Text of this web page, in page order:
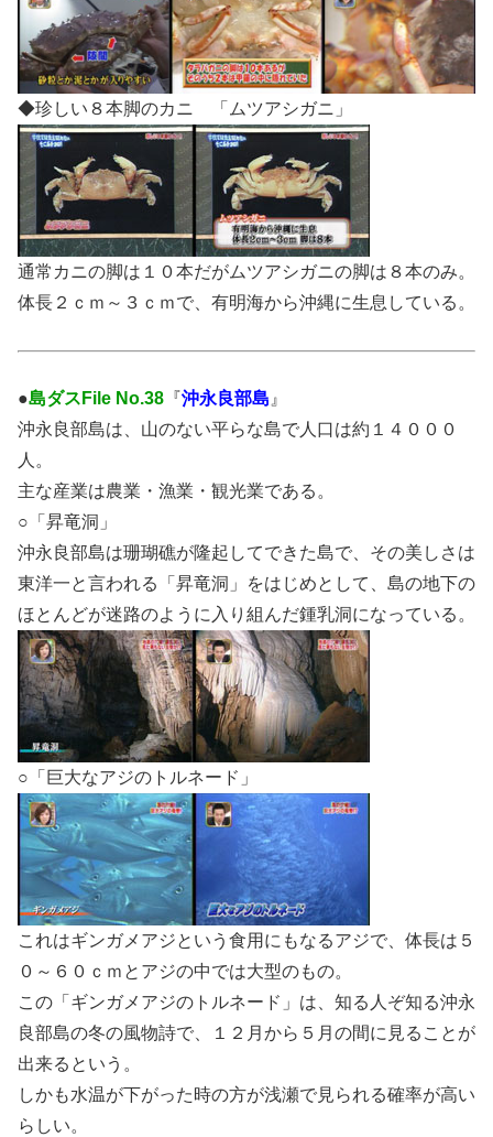
◆珍しい８本脚のカニ 「ムツアシガニ」
通常カニの脚は１０本だがムツアシガニの脚は８本のみ。
体長２ｃｍ～３ｃｍで、有明海から沖縄に生息している。
●島ダスFile No.38 『沖永良部島 』
沖永良部島は、山のない平らな島で人口は約１４０００
人。
主な産業は農業・漁業・観光業である。
○「昇竜洞」
沖永良部島は珊瑚礁が隆起してできた島で、その美しさは
東洋一と言われる「昇竜洞」をはじめとして、島の地下の
ほとんどが迷路のように入り組んだ鍾乳洞になっている。
○「巨大なアジのトルネード」
これはギンガメアジという食用にもなるアジで、体長は５
０～６０ｃｍとアジの中では大型のもの。
この「ギンガメアジのトルネード」は、知る人ぞ知る沖永
良部島の冬の風物詩で、１２月から５月の間に見ることが
出来るという。
しかも水温が下がった時の方が浅瀬で見られる確率が高い
らしい。